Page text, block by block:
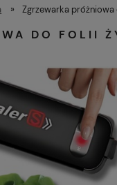
» Zgrzewarka
DO FOLII